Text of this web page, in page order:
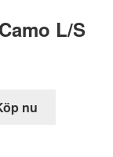
L/S
nu